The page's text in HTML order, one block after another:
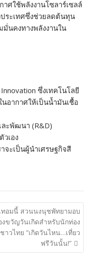
ศใช้พลังงานโซลาร์เซลล์
ระเทศซึ่งช่วยลดต้นทุน
มั่นคงทางพลังงานใน
ซึ่งเทคโนโลยี
อากาศให้เป็นน้ำมันเชื้อ
ละพัฒนา (R&D)
วเอง
จะเป็นผู้นำเศรษฐกิจสี
ทอมนี้ สวนนงนุชพัทยามอบ
ขวัญวันเกิดสำหรับนักท่อง
าวไทย “เกิดวันไหน…เที่ยว
ฟรีวันนั้น!”